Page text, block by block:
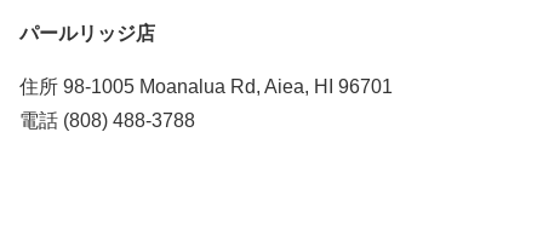
パールリッジ店
住所 98-1005 Moanalua Rd, Aiea, HI 96701
電話 (808) 488-3788